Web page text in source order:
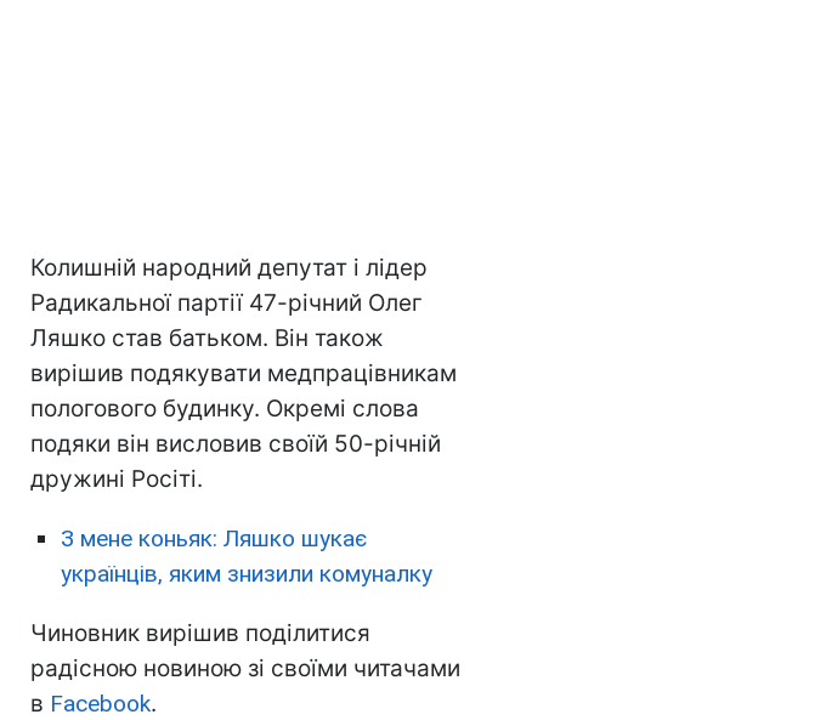
Колишній народний депутат і лідер
Радикальної партії 47-річний Олег
Ляшко став батьком. Він також
вирішив подякувати медпрацівникам
пологового будинку. Окремі слова
подяки він висловив своїй 50-річній
дружині Росіті.
З мене коньяк: Ляшко шукає
українців, яким знизили комуналку
Чиновник вирішив поділитися
радісною новиною зі своїми читачами
в Facebook.